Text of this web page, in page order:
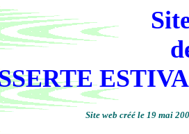
Site web créé le 19 mai